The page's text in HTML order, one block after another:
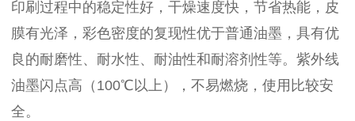
印刷过程中的稳定性好，干燥速度快，节省热能，皮
膜有光泽，彩色密度的复现性优于普通油墨，具有优
良的耐磨性、耐水性、耐油性和耐溶剂性等。紫外线
油墨闪点高（100℃以上），不易燃烧，使用比较安
全。